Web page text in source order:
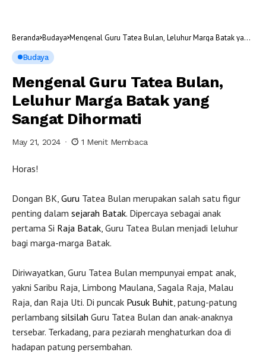
Beranda Budaya Mengenal Guru Tatea Bulan, Leluhur Marga Batak yang
Budaya
Mengenal Guru Tatea Bulan,
Leluhur Marga Batak yang
Sangat Dihormati
May 21, 2024 1 Menit Membaca
Horas!
Dongan BK, Guru Tatea Bulan merupakan salah satu figur
penting dalam sejarah Batak. Dipercaya sebagai anak
pertama Si Raja Batak , Guru Tatea Bulan menjadi leluhur
bagi marga-marga Batak.
Diriwayatkan, Guru Tatea Bulan mempunyai empat anak,
yakni Saribu Raja, Limbong Maulana, Sagala Raja, Malau
Raja, dan Raja Uti. Di puncak Pusuk Buhit , patung-patung
perlambang silsilah Guru Tatea Bulan dan anak-anaknya
tersebar. Terkadang, para peziarah menghaturkan doa di
hadapan patung persembahan.